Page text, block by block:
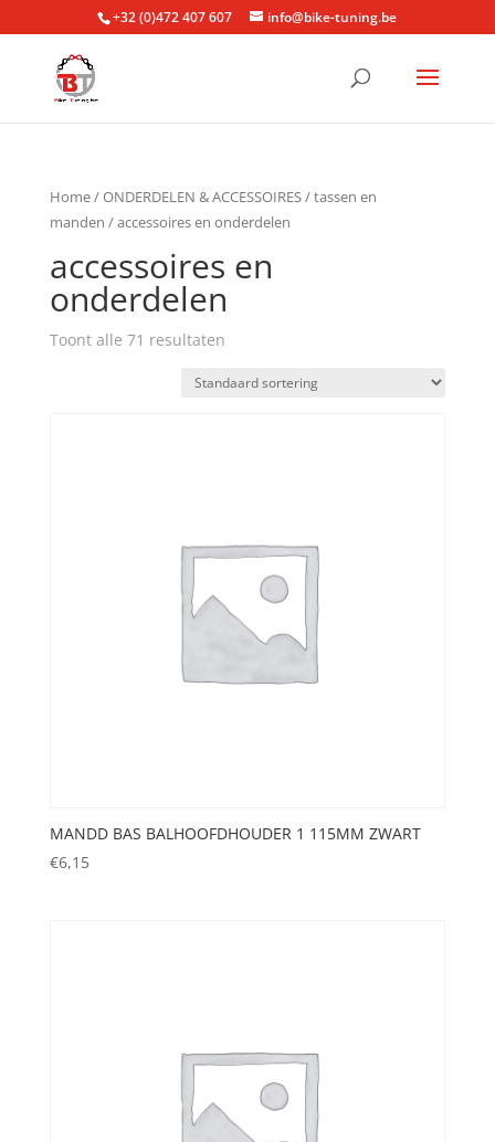
+32 (0)472 407 607 info@bike-tuning.be
Home/ONDERDELEN & ACCESSOIRES/tassen en
manden / accessoires en onderdelen
accessoires en
onderdelen
Toont alle 71 resultaten
MANDD BAS BALHOOFDHOUDER 1 115MM ZWART
€6,15